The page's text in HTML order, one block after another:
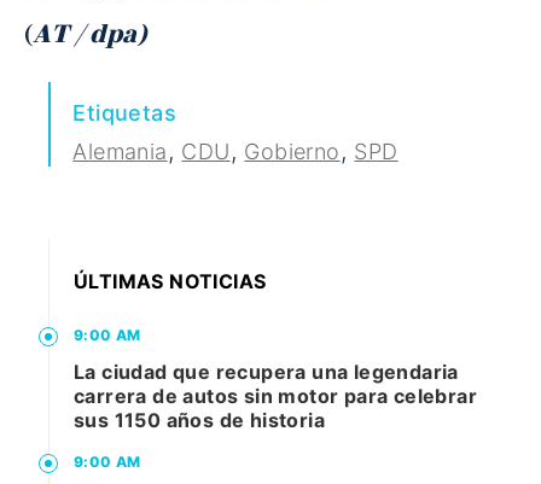
(AT / dpa)
Etiquetas
Alemania, CDU, Gobierno, SPD
ÚLTIMAS NOTICIAS
9:00 AM
La ciudad que recupera una legendaria
carrera de autos sin motor para celebrar
sus 1150 años de historia
9:00 AM